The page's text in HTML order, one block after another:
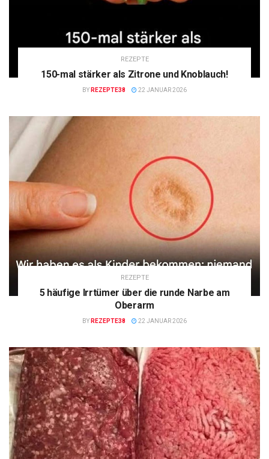
REZEPTE
150-mal stärker als Zitrone und Knoblauch!
BY REZEPTE38 22 JANUAR 2026
REZEPTE
5 häufige Irrtümer über die runde Narbe am
Oberarm
BY REZEPTE38 22 JANUAR 2026